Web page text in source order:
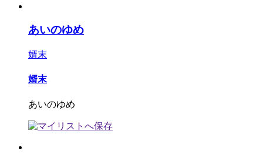
あいのゆめ
婿末
婿末
あいのゆめ